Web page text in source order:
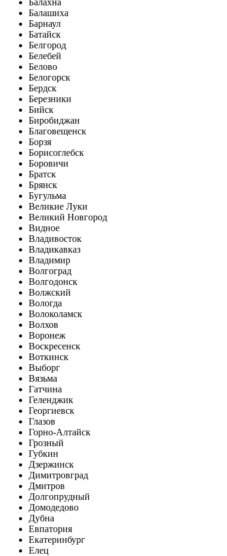
Балашиха
Барнаул
Батайск
Белгород
Белебей
Белово
Белогорск
Бердск
Березники
Бийск
Биробиджан
Благовещенск
Борзя
Борисоглебск
Боровичи
Братск
Брянск
Бугульма
Великие Луки
Великий Новгород
Видное
Владивосток
Владикавказ
Владимир
Волгоград
Волгодонск
Волжский
Вологда
Волоколамск
Волхов
Воронеж
Воскресенск
Воткинск
Выборг
Вязьма
Гатчина
Геленджик
Георгиевск
Глазов
Горно-Алтайск
Грозный
Губкин
Дзержинск
Димитровград
Дмитров
Долгопрудный
Домодедово
Дубна
Евпатория
Екатеринбург
Елец